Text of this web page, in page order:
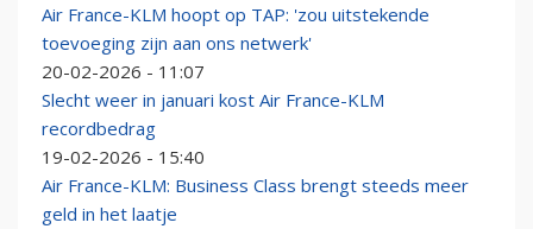
Air France-KLM hoopt op TAP: 'zou uitstekende
toevoeging zijn aan ons netwerk'
20-02-2026 - 11:07
Slecht weer in januari kost Air France-KLM
recordbedrag
19-02-2026 - 15:40
Air France-KLM: Business Class brengt steeds meer
geld in het laatje